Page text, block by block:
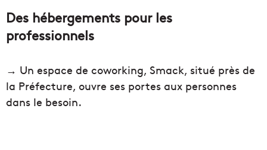
Des hébergements pour les
professionnels
→ Un espace de coworking, Smack, situé près de
la Préfecture, ouvre ses portes aux personnes
dans le besoin.